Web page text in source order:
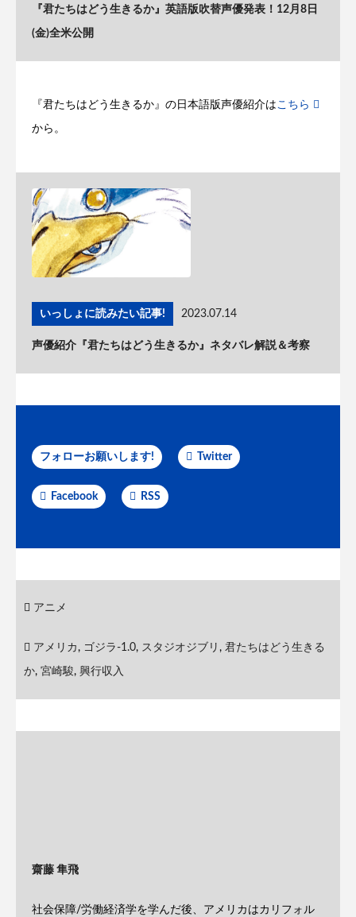
『君たちはどう生きるか』英語版吹替声優発表！12月8日
(金)全米公開
『君たちはどう生きるか』の日本語版声優紹介はこちら
から。
いっしょに読みたい記事! 2023.07.14
声優紹介『君たちはどう生きるか』ネタバレ解説＆考察
フォローお願いします! Twitter
Facebook RSS
アニメ
アメリカ, ゴジラ-1.0, スタジオジブリ , 君たちはどう生きる
か, 宮崎駿, 興行収入
齋藤 隼飛
社会保障/労働経済学を学んだ後、アメリカはカリフォル